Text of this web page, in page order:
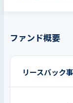
ファンド概要
リースバック